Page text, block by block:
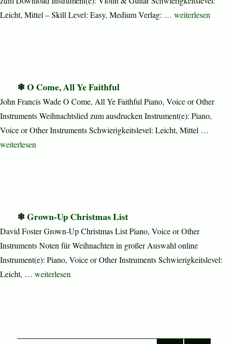
Leicht, Mittel – Skill Level: Easy, Medium Verlag: … „Christmas
weiterlesen
O Come, All Ye Faithful
John Francis Wade O Come, All Ye Faithful Piano, Voice or Other
Instruments Weihnachtslied zum ausdrucken Instrument(e): Piano,
Voice or Other Instruments Schwierigkeitslevel: Leicht, Mittel …
„O Come, All Ye Faithful“
weiterlesen
Grown-Up Christmas List
David Foster Grown-Up Christmas List Piano, Voice or Other
Instruments Noten für Weihnachten in großer Auswahl online
Instrument(e): Piano, Voice or Other Instruments Schwierigkeitslevel:
Leicht, … „Grown-Up Christmas List“
weiterlesen